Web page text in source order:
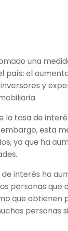
una
el
y
la tasa de
esta
ya que ha
interés ha
personas
que obtienen
personas